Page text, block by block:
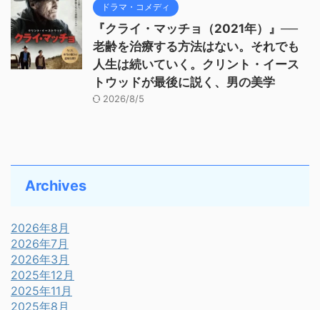
ドラマ・コメディ
『クライ・マッチョ（2021年）』──
老齢を治療する方法はない。それでも
人生は続いていく。クリント・イース
トウッドが最後に説く、男の美学
2026/8/5
Archives
2026年8月
2026年7月
2026年3月
2025年12月
2025年11月
2025年8月